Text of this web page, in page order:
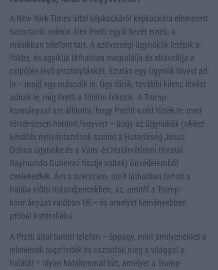
A New York Times által képkockáról képkockára elemezett
szemtanúi videón Alex Pretti egyik kezét emeli, a
másikban telefont tart. A szövetségi ügynökök letépik a
földre, és egyikük láthatóan megtalálja és eltávolítja a
csípőjén lévő pisztolytáskát. Ezután egy ügynök lövést ad
le – majd egy második is. Úgy tűnik, további kilenc lövést
adnak le, míg Pretti a földön fekszik. A Trump-
kormányzat azt állította, hogy Prettit azért lőtték le, mert
törvényesen hordott fegyvert – hogy az ügynökök (akiket
későbbi nyilvántartások szerint a Határőrség Jesus
Ochoa ügynöke és a Vám- és Határvédelmi Hivatal
Raymundo Gutierrez tisztje voltak) önvédelemből
cselekedtek. Ám a szerszám, amit láthatóan tartott a
halála előtti másodpercekben, az, amitől a Trump-
kormányzat valóban fél – és amelyet keményebben
próbál kontrollálni.
A Pretti által tartott telefon – éppúgy, mint amilyenekkel a
jelenlévők rögzítették és osztották meg a világgal a
halálát – olyan hatalommal bírt, amelyet a Trump-